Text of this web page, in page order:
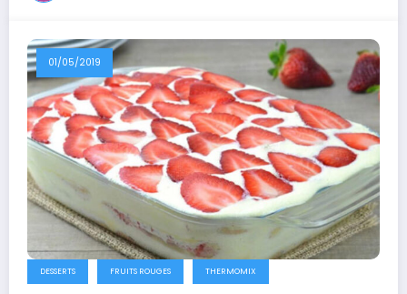
01/05/2019
DESSERTS FRUITS ROUGES THERMOMIX